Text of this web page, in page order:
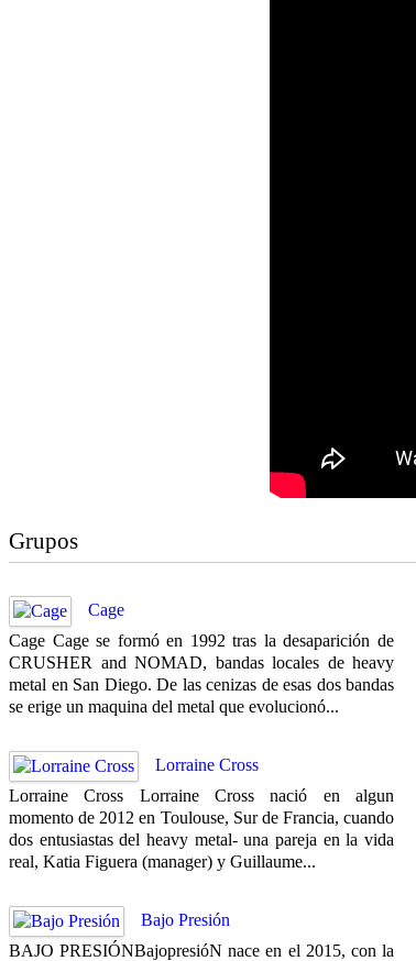
Grupos
Cage
Cage Cage se formó en 1992 tras la desaparición de
CRUSHER and NOMAD, bandas locales de heavy
metal en San Diego. De las cenizas de esas dos bandas
se erige un maquina del metal que evolucionó...
Lorraine Cross
Lorraine Cross Lorraine Cross nació en algun
momento de 2012 en Toulouse, Sur de Francia, cuando
dos entusiastas del heavy metal- una pareja en la vida
real, Katia Figuera (manager) y Guillaume...
Bajo Presión
BAJO PRESIÓNBajopresióN nace en el 2015, con la